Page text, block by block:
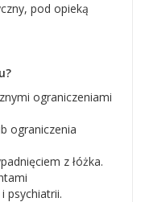
pod opieką
ograniczeniami
ograniczenia
z łóżka.
psychiatrii.